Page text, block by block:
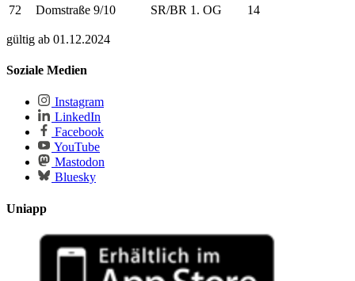
72
Domstraße 9/10 SR/BR 1. OG 14
gültig ab 01.12.2024
Soziale Medien
Instagram
LinkedIn
Facebook
YouTube
Mastodon
Bluesky
Uniapp